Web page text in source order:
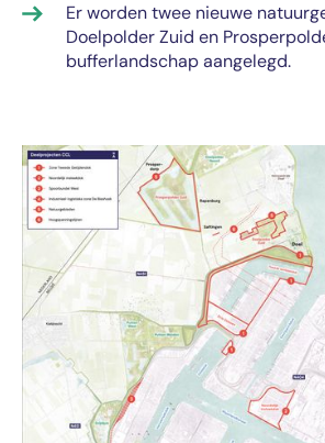
Er worden twee nieuwe
Doelpolder Zuid en
bufferlandschap aangelegd.